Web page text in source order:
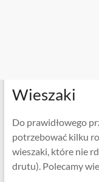
Wieszaki
Do prawidłowego
potrzebować kilku
wieszaki, które nie
drutu). Polecamy